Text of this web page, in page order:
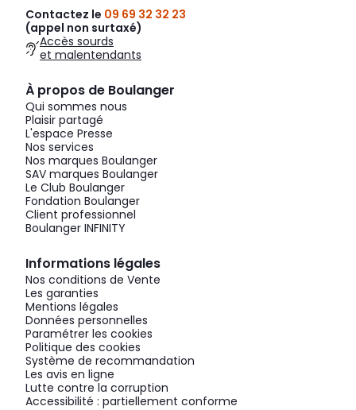
Contactez le 09 69 32 32 23
(appel non surtaxé)
Accès sourds
et malentendants
À propos de Boulanger
Qui sommes nous
Plaisir partagé
L'espace Presse
Nos services
Nos marques Boulanger
SAV marques Boulanger
Le Club Boulanger
Fondation Boulanger
Client professionnel
Boulanger INFINITY
Informations légales
Nos conditions de Vente
Les garanties
Mentions légales
Données personnelles
Paramétrer les cookies
Politique des cookies
Système de recommandation
Les avis en ligne
Lutte contre la corruption
Accessibilité : partiellement conforme